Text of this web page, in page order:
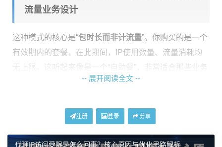
流量业务设计
这种模式的核心是“包时长而非计流量”。你购买的是一个
有效期内的套餐，在此期间，IP使用数量、流量消耗均
无上限。这听起来像是一个“自助餐”，非常适合那些业务
量巨大且持续进行的场景。
动态住宅IP池。这意味着资源独立，稳定性高，避免了
-- 展开阅读全文 --
注册 登录 分享
代理IP访问受限是怎么回事？核心原因与优化思路解析